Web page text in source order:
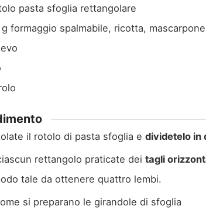
t
i
t
i
i
pasta sfoglia rettangolare
g formaggio spalmabile, ricotta, mascarpone
il rotolo di pasta sfoglia e dividetelo in
rettangolo praticate dei tagli
tale da ottenere quattro lembi.